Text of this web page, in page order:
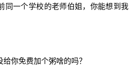
同一个学校的老师伯姐，你能想到我
你免费加个粥啥的吗？